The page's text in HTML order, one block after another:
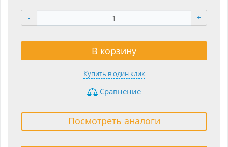
- +
В корзину
Купить в один клик
Сравнение
Посмотреть аналоги